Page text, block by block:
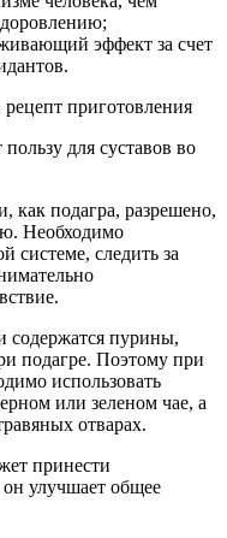
эффект за счет
для суставов во
как подагра, разрешено,
Необходимо
системе, следить за
содержатся пурины,
подагре. Поэтому при
использовать
или зеленом чае, а
отварах.
принести
он улучшает общее